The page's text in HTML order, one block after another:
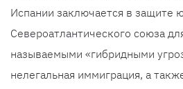
Испании заключается в защите
Североатлантического союза
называемыми «гибридными
нелегальная иммиграция, а